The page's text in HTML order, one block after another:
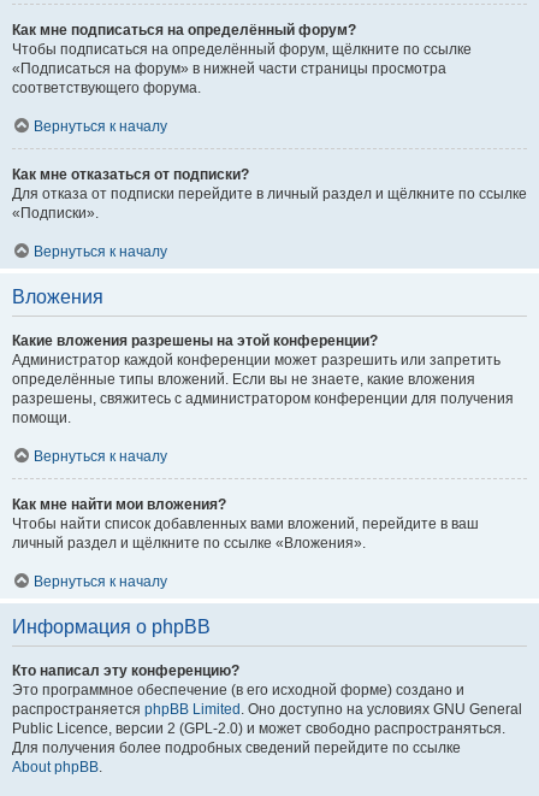
Как мне подписаться на определённый форум?
Чтобы подписаться на определённый форум, щёлкните по ссылке
«Подписаться на форум» в нижней части страницы просмотра
соответствующего форума.
Вернуться к началу
Как мне отказаться от подписки?
Для отказа от подписки перейдите в личный раздел и щёлкните по ссылке
«Подписки».
Вернуться к началу
Вложения
Какие вложения разрешены на этой конференции?
Администратор каждой конференции может разрешить или запретить
определённые типы вложений. Если вы не знаете, какие вложения
разрешены, свяжитесь с администратором конференции для получения
помощи.
Вернуться к началу
Как мне найти мои вложения?
Чтобы найти список добавленных вами вложений, перейдите в ваш
личный раздел и щёлкните по ссылке «Вложения».
Вернуться к началу
Информация о phpBB
Кто написал эту конференцию?
Это программное обеспечение (в его исходной форме) создано и
распространяется phpBB Limited . Оно доступно на условиях GNU General
Public Licence, версии 2 (GPL-2.0) и может свободно распространяться.
Для получения более подробных сведений перейдите по ссылке
About phpBB.